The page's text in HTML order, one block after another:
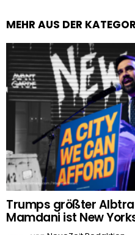
MEHR AUS DER
Trumps größter
Mamdani ist New